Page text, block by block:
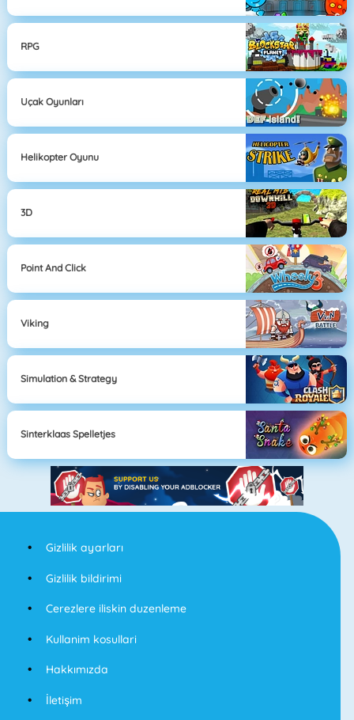
RPG
Uçak Oyunları
Helikopter Oyunu
3D
Point And Click
Viking
Simulation & Strategy
Sinterklaas Spelletjes
Gizlilik ayarları
Gizlilik bildirimi
Cerezlere iliskin duzenleme
Kullanim kosullari
Hakkımızda
İletişim